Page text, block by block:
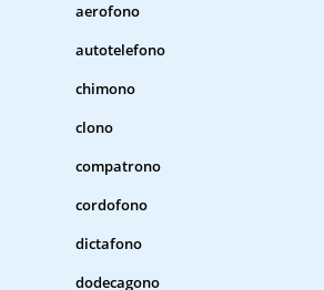
aerofono
autotelefono
chimono
clono
compatrono
cordofono
dictafono
dodecagono